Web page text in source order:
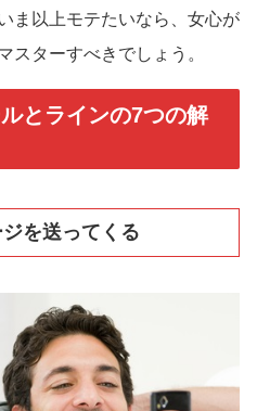
ま以上モテたいなら、女心が
スターすべきでしょう。
とラインの7つの解
を送ってくる